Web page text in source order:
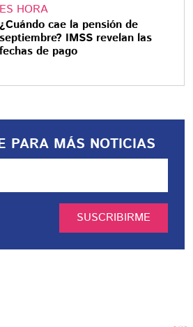
ES HORA
¿Cuándo cae la pensión de
septiembre? IMSS revelan las
fechas de pago
PARA MÁS NOTICIAS
SUSCRIBIRME